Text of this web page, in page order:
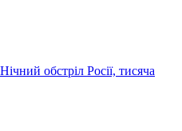
обстріл Росії, тисяча